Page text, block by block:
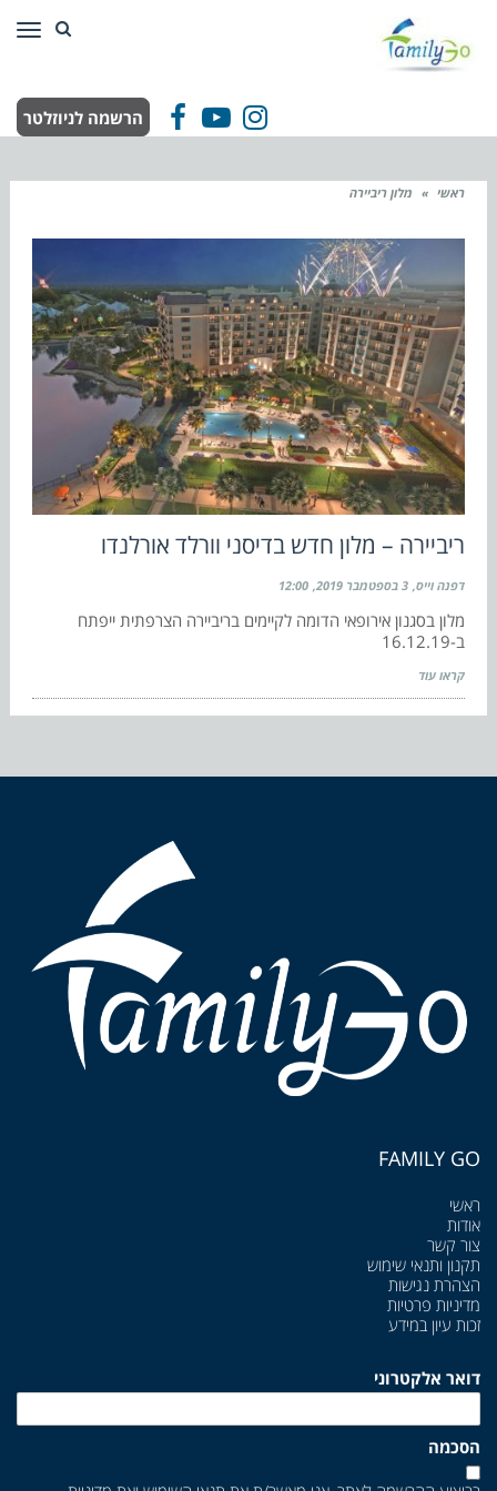
Facebook
YouTube
Instagram הרשמה לניוזלטר
ראשי » מלון ריביירה
ריביירה – מלון חדש בדיסני וורלד אורלנדו
דפנה וייס 3 בספטמבר 2019 12:00
מלון בסגנון אירופאי הדומה לקיימים בריביירה הצרפתית ייפתח
ב-16.12.19
קראו עוד
FAMILY GO
ראשי
אודות
צור קשר
תקנון ותנאי שימוש
הצהרת נגישות
מדיניות פרטיות
זכות עיון במידע
דואר אלקטרוני
הסכמה